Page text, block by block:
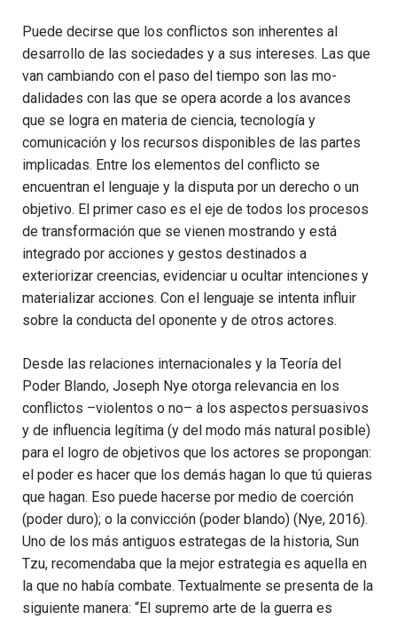
Puede decirse que los conflictos son inherentes al
desarrollo de las sociedades y a sus intereses. Las que
van cambiando con el paso del tiempo son las mo­
dalidades con las que se opera acorde a los avances
que se logra en materia de ciencia, tecnología y
comunicación y los recursos dispo­nibles de las partes
implicadas. Entre los elementos del conflicto se
encuentran el lenguaje y la disputa por un derecho o un
objetivo. El primer caso es el eje de todos los procesos
de transformación que se vienen mostrando y está
integrado por acciones y gestos destinados a
exteriorizar creencias, evidenciar u ocultar intenciones y
materia­lizar acciones. Con el lenguaje se intenta influir
sobre la conducta del oponente y de otros actores.
Desde las relaciones internacionales y la Teoría del
Poder Blando, Joseph Nye otorga relevancia en los
conflictos –violentos o no– a los aspectos persuasivos
y de influencia legítima (y del modo más natu­ral posible)
para el logro de objetivos que los actores se propongan:
el poder es hacer que los demás hagan lo que tú quieras
que hagan. Eso puede hacerse por medio de coerción
(poder duro); o la convicción (poder blando) (Nye, 2016).
Uno de los más antiguos estrategas de la historia, Sun
Tzu, recomen­daba que la mejor estrategia es aquella en
la que no había combate. Textualmente se presenta de la
siguiente manera: “El supremo arte de la guerra es